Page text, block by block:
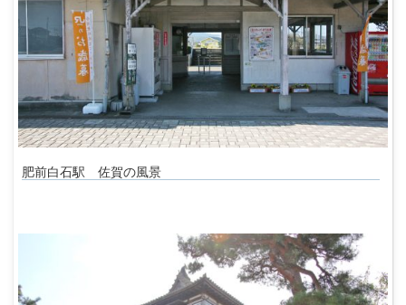
肥前白石駅 佐賀の風景